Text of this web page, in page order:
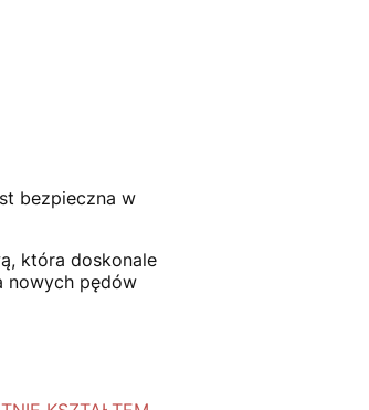
bezpieczna w
która doskonale
nowych pędów